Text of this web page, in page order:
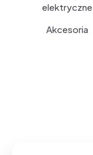
elektryczne
Akcesoria